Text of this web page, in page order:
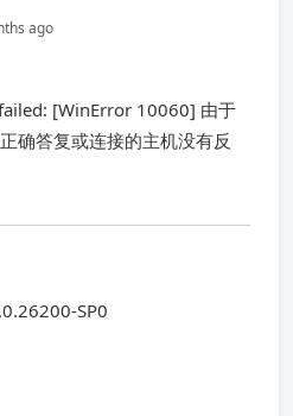
ago
[WinError 10060] 由于
确答复或连接的主机没有反
SP0